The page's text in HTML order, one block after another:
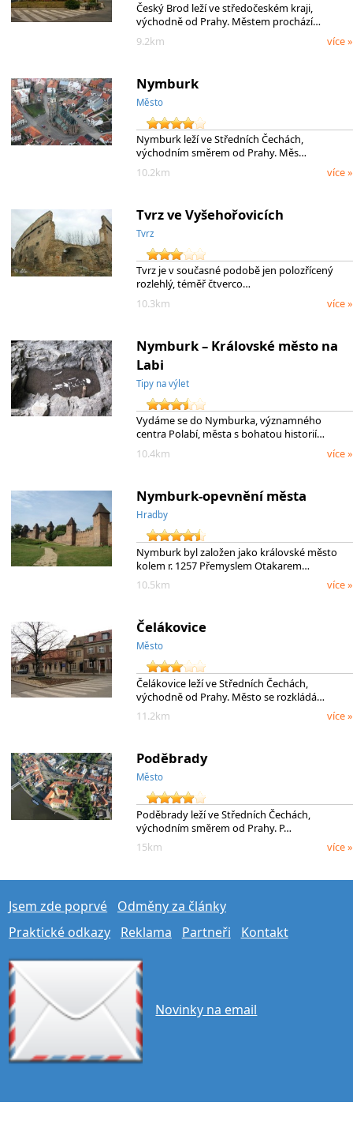
Český Brod leží ve středočeském kraji,
východně od Prahy. Městem prochází…
9.2km
více »
Nymburk
Město
Nymburk leží ve Středních Čechách,
východním směrem od Prahy. Měs…
10.2km
více »
Tvrz ve Vyšehořovicích
Tvrz
Tvrz je v současné podobě jen polozřícený
rozlehlý, téměř čtverco…
10.3km
více »
Nymburk – Královské město na
Labi
Tipy na výlet
Vydáme se do Nymburka, významného
centra Polabí, města s bohatou historií…
10.4km
více »
Nymburk-opevnění města
Hradby
Nymburk byl založen jako královské město
kolem r. 1257 Přemyslem Otakarem…
10.5km
více »
Čelákovice
Město
Čelákovice leží ve Středních Čechách,
východně od Prahy. Město se rozkládá…
11.2km
více »
Poděbrady
Město
Poděbrady leží ve Středních Čechách,
východním směrem od Prahy. P…
15km
více »
Jsem zde poprvé
Odměny za články
Praktické odkazy
Reklama Partneři Kontakt
Novinky na email